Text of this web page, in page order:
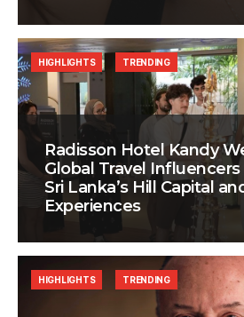
Radisson Hotel Kandy
Global Travel
Sri Lanka’s Hill Capital
Experiences
HIGHLIGHTS TRENDING
HIGHLIGHTS TRENDING